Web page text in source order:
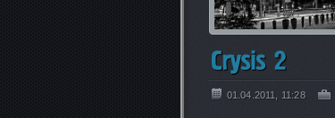
01.04.2011, 11:28